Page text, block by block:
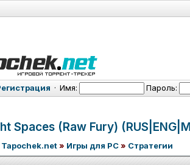
· Имя: Пароль:
Spaces (Raw Fury)
» Игры для PC» Стратегии